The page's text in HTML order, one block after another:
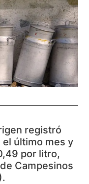
registró
el último mes y
por litro,
Campesinos